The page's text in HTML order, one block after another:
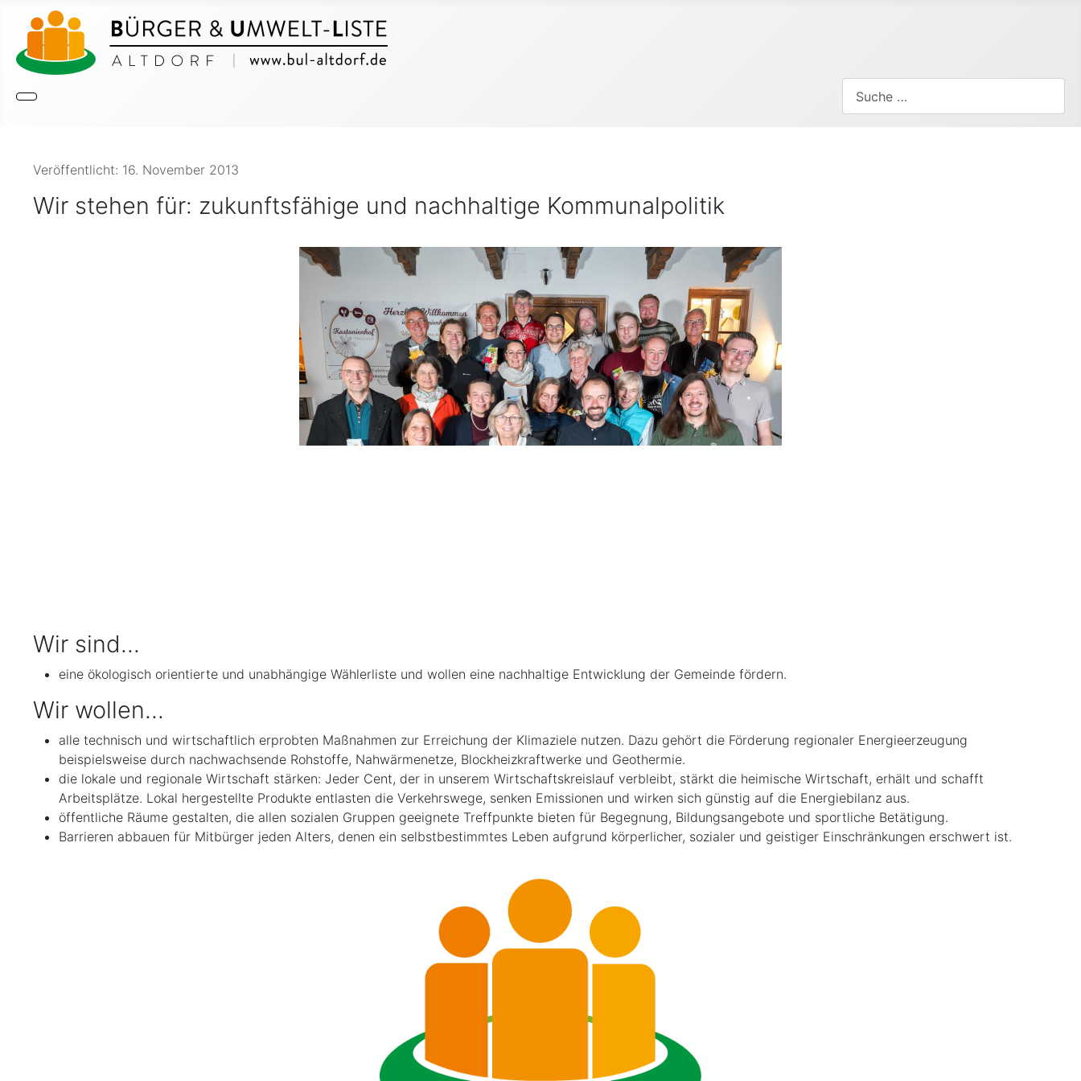
Details
Veröffentlicht: 16. November 2013
Wir stehen für: zukunftsfähige und nachhaltige Kommunalpolitik
Wir sind...
eine ökologisch orientierte und unabhängige Wählerliste und wollen eine nachhaltige Entwicklung der Gemeinde fördern.
Wir wollen...
alle technisch und wirtschaftlich erprobten Maßnahmen zur Erreichung der Klimaziele nutzen. Dazu gehört die Förderung regionaler Energieerzeugung
beispielsweise durch nachwachsende Rohstoffe, Nahwärmenetze, Blockheizkraftwerke und Geothermie.
die lokale und regionale Wirtschaft stärken: Jeder Cent, der in unserem Wirtschaftskreislauf verbleibt, stärkt die heimische Wirtschaft, erhält und schafft
Arbeitsplätze. Lokal hergestellte Produkte entlasten die Verkehrswege, senken Emissionen und wirken sich günstig auf die Energiebilanz aus.
öffentliche Räume gestalten, die allen sozialen Gruppen geeignete Treffpunkte bieten für Begegnung, Bildungsangebote und sportliche Betätigung.
Barrieren abbauen für Mitbürger jeden Alters, denen ein selbstbestimmtes Leben aufgrund körperlicher, sozialer und geistiger Einschränkungen erschwert ist.